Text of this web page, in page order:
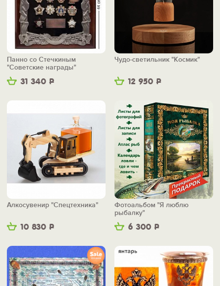
31 340 Р
Панно со Стечкиным
"Советские награды"
12 950 Р
Чудо-светильник "Космик"
10 830 Р
Алкосувенир "Спецтехника"
6 300 Р
Фотоальбом "Я люблю
рыбалку"